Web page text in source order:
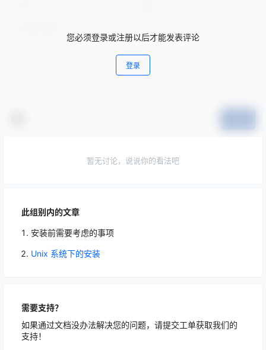
此组别内的文章
安装前需要考虑的事项
Unix 系统下的安装
需要支持？
如果通过文档没办法解决您的问题，请提交工单获取我们的
支持！
您必须登录或注册以后才能发表评论
登录
暂无讨论，说说你的看法吧